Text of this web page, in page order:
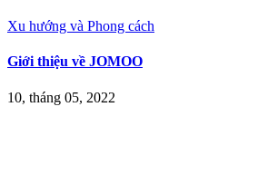
Xu hướng và Phong cách
Giới thiệu về JOMOO
10, tháng 05, 2022